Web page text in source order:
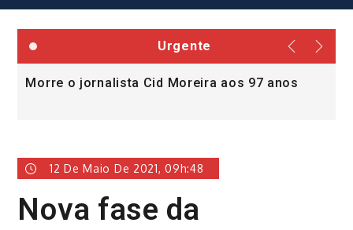
Urgente
Morre o jornalista Cid Moreira aos 97 anos
12 De Maio De 2021, 09h:48
Nova fase da